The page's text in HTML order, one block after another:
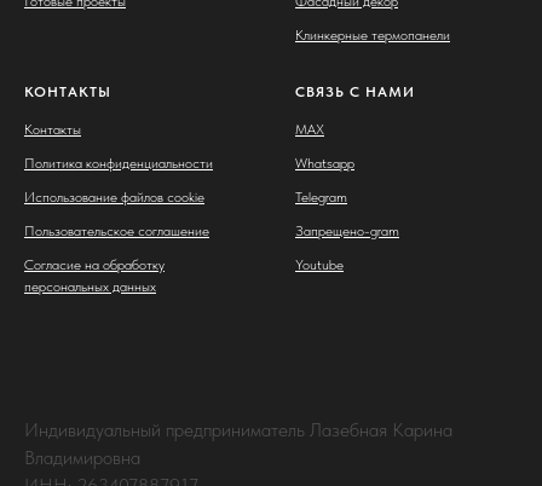
Клинкерные термопанели
КОНТАКТЫ
Контакты
Политика конфиденциальности
Использование файлов cookie
Пользовательское соглашение
Согласие на обработку
персональных данных
СВЯЗЬ С НАМИ
MAX
Whatsapp
Telegram
Запрещено-gram
Youtube
Индивидуальный предприниматель Лазебная Карина
Владимировна